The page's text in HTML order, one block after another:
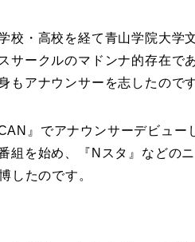
校・高校を経て青山学院大学
サークルのマドンナ的存在で
もアナウンサーを志したのです
』でアナウンサーデビュー
組を始め、『Nスタ』などの
したのです。